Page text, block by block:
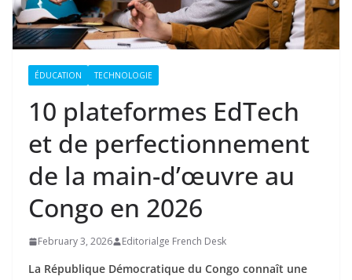
ÉDUCATION TECHNOLOGIE
10 plateformes EdTech
et de perfectionnement
de la main-d’œuvre au
Congo en 2026
February 3, 2026 Editorialge French Desk
La République Démocratique du Congo connaît une